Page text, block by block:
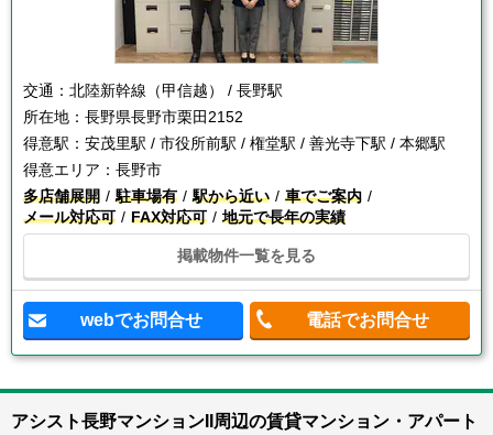
交通： 北陸新幹線（甲信越） / 長野駅
所在地： 長野県長野市栗田2152
得意駅： 安茂里駅 / 市役所前駅 / 権堂駅 / 善光寺下駅 / 本郷駅
得意エリア： 長野市
多店舗展開
駐車場有 駅から近い
車でご案内
メール対応可
FAX対応可 地元で長年の実績
掲載物件一覧を見る
webでお問合せ 電話でお問合せ
アシスト長野マンションII周辺の賃貸マンション・アパート